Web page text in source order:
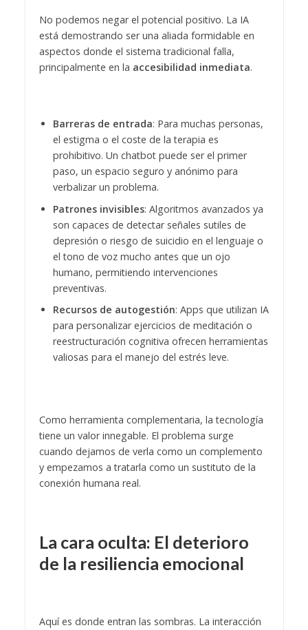
No podemos negar el potencial positivo. La IA
está demostrando ser una aliada formidable en
aspectos donde el sistema tradicional falla,
principalmente en la accesibilidad inmediata.
Barreras de entrada: Para muchas personas,
el estigma o el coste de la terapia es
prohibitivo. Un chatbot puede ser el primer
paso, un espacio seguro y anónimo para
verbalizar un problema.
Patrones invisibles: Algoritmos avanzados ya
son capaces de detectar señales sutiles de
depresión o riesgo de suicidio en el lenguaje o
el tono de voz mucho antes que un ojo
humano, permitiendo intervenciones
preventivas.
Recursos de autogestión: Apps que utilizan IA
para personalizar ejercicios de meditación o
reestructuración cognitiva ofrecen herramientas
valiosas para el manejo del estrés leve.
Como herramienta complementaria, la tecnología
tiene un valor innegable. El problema surge
cuando dejamos de verla como un complemento
y empezamos a tratarla como un sustituto de la
conexión humana real.
La cara oculta: El deterioro
de la resiliencia emocional
Aquí es donde entran las sombras. La interacción